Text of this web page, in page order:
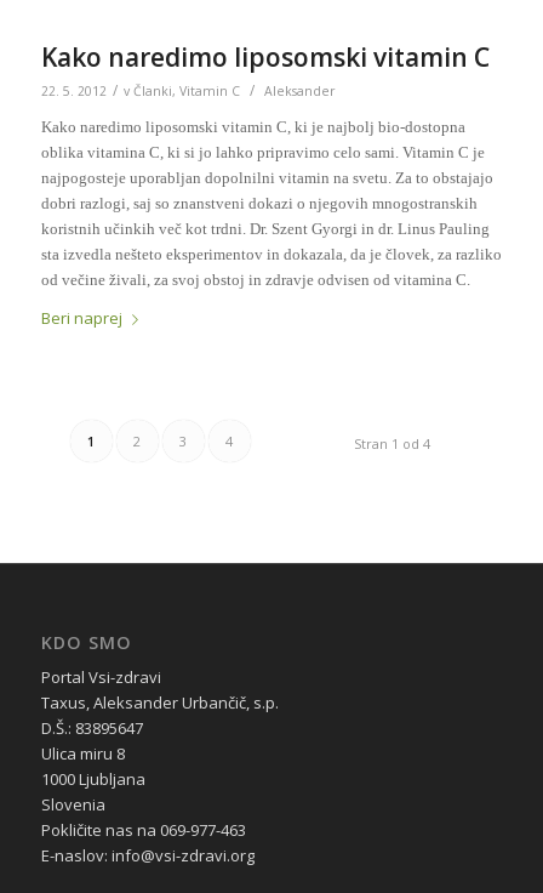
Kako naredimo liposomski vitamin C
22. 5. 2012 / v Članki, Vitamin C / Aleksander
Kako naredimo liposomski vitamin C, ki je najbolj bio-dostopna
oblika vitamina C, ki si jo lahko pripravimo celo sami. Vitamin C je
najpogosteje uporabljan dopolnilni vitamin na svetu. Za to obstajajo
dobri razlogi, saj so znanstveni dokazi o njegovih mnogostranskih
koristnih učinkih več kot trdni. Dr. Szent Gyorgi in dr. Linus Pauling
sta izvedla nešteto eksperimentov in dokazala, da je človek, za razliko
od večine živali, za svoj obstoj in zdravje odvisen od vitamina C.
Beri naprej
Stran 1 od 4
1 2 3 4
KDO SMO
Portal Vsi-zdravi
Taxus, Aleksander Urbančič, s.p.
D.Š.: 83895647
Ulica miru 8
1000 Ljubljana
Slovenia
Pokličite nas na 069-977-463
E-naslov: info@vsi-zdravi.org